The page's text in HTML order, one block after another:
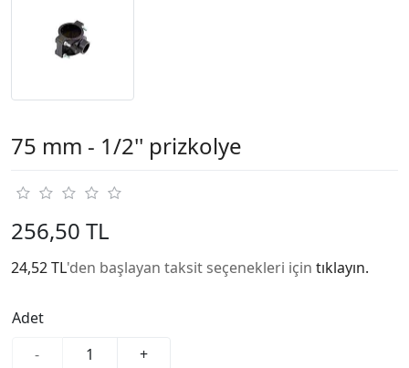
75 mm - 1/2'' prizkolye
256,50 TL
24,52 TL'den başlayan taksit seçenekleri için tıklayın.
Adet
-
+